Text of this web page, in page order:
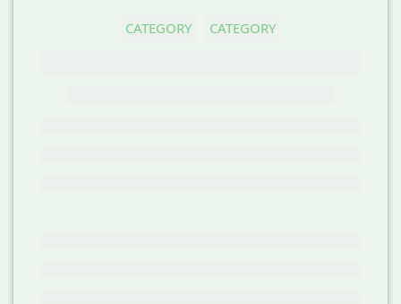
CATEGORY
CATEGORY